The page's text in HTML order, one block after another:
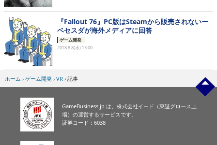
『Fallout 76』PC版はSteamから販売されないー
ベセスダが海外メディアに回答
ゲーム開発
2018.8.8(水) 13:00
ホーム › ゲーム開発 › VR › 記事
GameBusiness.jp は、株式会社イード（東証グロース上
場）の運営するサービスです。
証券コード：6038